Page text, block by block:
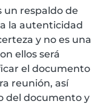
un respaldo de
la autenticidad
y no es una
ellos será
el documento
reunión, así
del documento y